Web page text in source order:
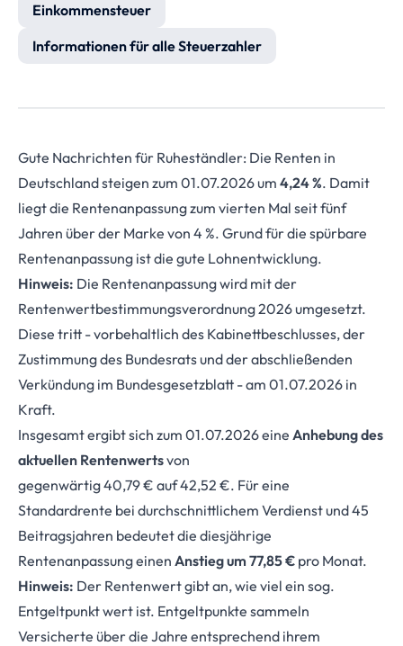
Einkommensteuer
Informationen für alle Steuerzahler
Gute Nachrichten für Ruheständler: Die Renten in
Deutschland steigen zum 01.07.2026 um 4,24 %. Damit
liegt die Rentenanpassung zum vierten Mal seit fünf
Jahren über der Marke von 4 %. Grund für die spürbare
Rentenanpassung ist die gute Lohnentwicklung.
Hinweis: Die Rentenanpassung wird mit der
Rentenwertbestimmungsverordnung 2026 umgesetzt.
Diese tritt - vorbehaltlich des Kabinettbeschlusses, der
Zustimmung des Bundesrats und der abschließenden
Verkündung im Bundesgesetzblatt - am 01.07.2026 in
Kraft.
Insgesamt ergibt sich zum 01.07.2026 eine Anhebung des
aktuellen Rentenwertsvon
gegenwärtig 40,79 € auf 42,52 €. Für eine
Standardrente bei durchschnittlichem Verdienst und 45
Beitragsjahren bedeutet die diesjährige
Rentenanpassung einen Anstieg um 77,85 € pro Monat.
Hinweis: Der Rentenwert gibt an, wie viel ein sog.
Entgeltpunkt wert ist. Entgeltpunkte sammeln
Versicherte über die Jahre entsprechend ihrem